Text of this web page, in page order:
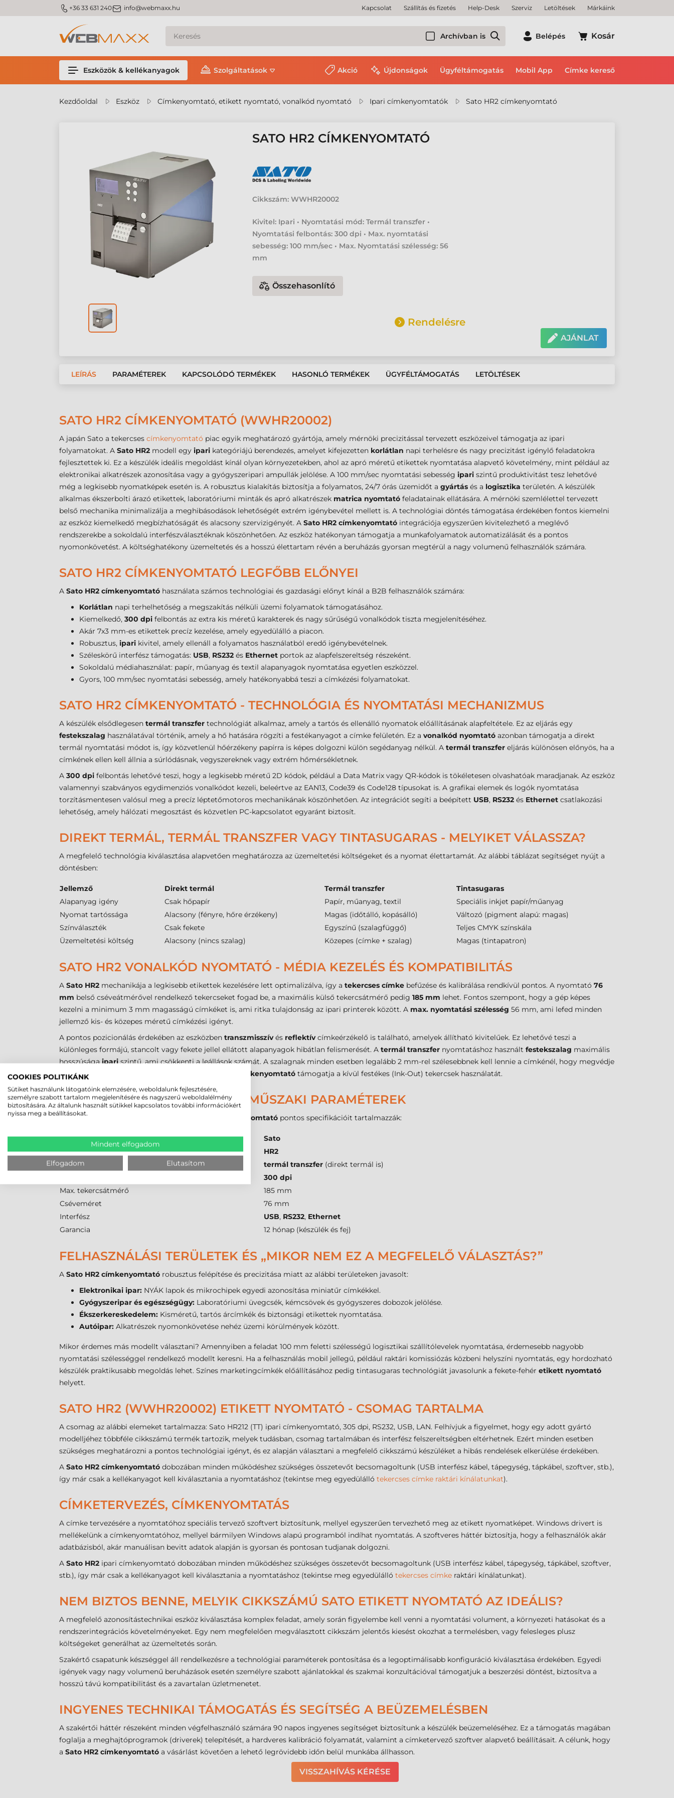
m_phone +36 33 631 240m_email info@webmaxx.hu Kapcsolat Szállítás és fizetés Help-Desk Szerviz Letöltések Márkáink
Archívban is Belépés Kosár
Eszközök & kellékanyagok Szolgáltatások Akció Újdonságok Ügyféltámogatás Mobil App Címke kereső
Kezdőoldal Eszköz Címkenyomtató, etikett nyomtató, vonalkód nyomtató Ipari címkenyomtatók Sato HR2 címkenyomtató
SATO HR2 CÍMKENYOMTATÓ
Cikkszám: WWHR20002
Kivitel: Ipari • Nyomtatási mód: Termál transzfer •
Nyomtatási felbontás: 300 dpi • Max. nyomtatási
sebesség: 100 mm/sec • Max. Nyomtatási szélesség: 56
mm
Összehasonlító
Rendelésre
AJÁNLAT
LEÍRÁS PARAMÉTEREK KAPCSOLÓDÓ TERMÉKEK HASONLÓ TERMÉKEK ÜGYFÉLTÁMOGATÁS LETÖLTÉSEK
SATO HR2 CÍMKENYOMTATÓ (WWHR20002)
A japán Sato a tekercses címkenyomtató piac egyik meghatározó gyártója, amely mérnöki precizitással tervezett eszközeivel támogatja az ipari
folyamatokat. A Sato HR2 modell egy ipari kategóriájú berendezés, amelyet kifejezetten korlátlan napi terhelésre és nagy precizitást igénylő feladatokra
fejlesztettek ki. Ez a készülék ideális megoldást kínál olyan környezetekben, ahol az apró méretű etikettek nyomtatása alapvető követelmény, mint például az
elektronikai alkatrészek azonosítása vagy a gyógyszeripari ampullák jelölése. A 100 mm/sec nyomtatási sebesség ipari szintű produktivitást tesz lehetővé
még a legkisebb nyomatképek esetén is. A robusztus kialakítás biztosítja a folyamatos, 24/7 órás üzemidőt a gyártás és a logisztika területén. A készülék
alkalmas ékszerbolti árazó etikettek, laboratóriumi minták és apró alkatrészek matrica nyomtató feladatainak ellátására. A mérnöki szemlélettel tervezett
belső mechanika minimalizálja a meghibásodások lehetőségét extrém igénybevétel mellett is. A technológiai döntés támogatása érdekében fontos kiemelni
az eszköz kiemelkedő megbízhatóságát és alacsony szervizigényét. A Sato HR2 címkenyomtató integrációja egyszerűen kivitelezhető a meglévő
rendszerekbe a sokoldalú interfészválasztéknak köszönhetően. Az eszköz hatékonyan támogatja a munkafolyamatok automatizálását és a pontos
nyomonkövetést. A költséghatékony üzemeltetés és a hosszú élettartam révén a beruházás gyorsan megtérül a nagy volumenű felhasználók számára.
SATO HR2 CÍMKENYOMTATÓ LEGFŐBB ELŐNYEI
A Sato HR2 címkenyomtató használata számos technológiai és gazdasági előnyt kínál a B2B felhasználók számára:
Korlátlan napi terhelhetőség a megszakítás nélküli üzemi folyamatok támogatásához.
Kiemelkedő, 300 dpi felbontás az extra kis méretű karakterek és nagy sűrűségű vonalkódok tiszta megjelenítéséhez.
Akár 7x3 mm-es etikettek precíz kezelése, amely egyedülálló a piacon.
Robusztus, ipari kivitel, amely ellenáll a folyamatos használatból eredő igénybevételnek.
Széleskörű interfész támogatás: USB, RS232 és Ethernet portok az alapfelszereltség részeként.
Sokoldalú médiahasználat: papír, műanyag és textil alapanyagok nyomtatása egyetlen eszközzel.
Gyors, 100 mm/sec nyomtatási sebesség, amely hatékonyabbá teszi a címkézési folyamatokat.
SATO HR2 CÍMKENYOMTATÓ - TECHNOLÓGIA ÉS NYOMTATÁSI MECHANIZMUS
A készülék elsődlegesen termál transzfer technológiát alkalmaz, amely a tartós és ellenálló nyomatok előállításának alapfeltétele. Ez az eljárás egy
festekszalag használatával történik, amely a hő hatására rögzíti a festékanyagot a címke felületén. Ez a vonalkód nyomtató azonban támogatja a direkt
termál nyomtatási módot is, így közvetlenül hőérzékeny papírra is képes dolgozni külön segédanyag nélkül. A termál transzfer eljárás különösen előnyös, ha a
címkének ellen kell állnia a súrlódásnak, vegyszereknek vagy extrém hőmérsékletnek.
A 300 dpi felbontás lehetővé teszi, hogy a legkisebb méretű 2D kódok, például a Data Matrix vagy QR-kódok is tökéletesen olvashatóak maradjanak. Az eszköz
valamennyi szabványos egydimenziós vonalkódot kezeli, beleértve az EAN13, Code39 és Code128 típusokat is. A grafikai elemek és logók nyomtatása
torzításmentesen valósul meg a precíz léptetőmotoros mechanikának köszönhetően. Az integrációt segíti a beépített USB, RS232 és Ethernet csatlakozási
lehetőség, amely hálózati megosztást és közvetlen PC-kapcsolatot egyaránt biztosít.
DIREKT TERMÁL, TERMÁL TRANSZFER VAGY TINTASUGARAS - MELYIKET VÁLASSZA?
A megfelelő technológia kiválasztása alapvetően meghatározza az üzemeltetési költségeket és a nyomat élettartamát. Az alábbi táblázat segítséget nyújt a
döntésben:
Jellemző Direkt termál Termál transzfer
Tintasugaras
Alapanyag igény
Csak hőpapír Papír, műanyag, textil
Speciális inkjet papír/műanyag
Nyomat tartóssága
Alacsony (fényre, hőre érzékeny) Magas (időtálló, kopásálló)
Változó (pigment alapú: magas)
Színválaszték
Csak fekete Egyszínű (szalagfüggő)
Teljes CMYK színskála
Üzemeltetési költség
Alacsony (nincs szalag) Közepes (címke + szalag) Magas (tintapatron)
SATO HR2 VONALKÓD NYOMTATÓ - MÉDIA KEZELÉS ÉS KOMPATIBILITÁS
A Sato HR2 mechanikája a legkisebb etikettek kezelésére lett optimalizálva, így a tekercses címke befűzése és kalibrálása rendkívül pontos. A nyomtató 76
mm belső cséveátmérővel rendelkező tekercseket fogad be, a maximális külső tekercsátmérő pedig 185 mm lehet. Fontos szempont, hogy a gép képes
kezelni a minimum 3 mm magasságú címkéket is, ami ritka tulajdonság az ipari printerek között. A max. nyomtatási szélesség 56 mm, ami lefed minden
jellemző kis- és közepes méretű címkézési igényt.
A pontos pozicionálás érdekében az eszközben transzmisszívés reflektívcímkeérzékelő is található, amelyek állítható kivitelűek. Ez lehetővé teszi a
különleges formájú, stancolt vagy fekete jellel ellátott alapanyagok hibátlan felismerését. A termál transzfer nyomtatáshoz használt festekszalag maximális
hosszúságaipariszintű, ami csökkenti a leállások számát. A szalagnak minden esetben legalább 2 mm-rel szélesebbnek kell lennie a címkénél, hogy megvédje
a nyomtatófejet az abrazív hatásoktól. A
Sato HR2 címkenyomtató támogatja a kívül festékes (Ink-Out) tekercsek használatát.
SATO HR2 CÍMKENYOMTATÓ - MŰSZAKI PARAMÉTEREK
Az alábbi műszaki adatok a etikett nyomtató pontos specifikációit tartalmazzák:
Márka
Sato
Modell
HR2
Technológia
termál transzfer (direkt termál is)
300 dpi
Max. tekercsátmérő
185 mm
Cséveméret
76 mm
Interfész
USB, RS232, Ethernet
Garancia
12 hónap (készülék és fej)
FELHASZNÁLÁSI TERÜLETEK ÉS „MIKOR NEM EZ A MEGFELELŐ VÁLASZTÁS?”
A Sato HR2 címkenyomtató robusztus felépítése és precizitása miatt az alábbi területeken javasolt:
Elektronikai ipar: NYÁK lapok és mikrochipek egyedi azonosítása miniatűr címkékkel.
Gyógyszeripar és egészségügy: Laboratóriumi üvegcsék, kémcsövek és gyógyszeres dobozok jelölése.
Ékszerkereskedelem: Kisméretű, tartós árcímkék és biztonsági etikettek nyomtatása.
Autóipar: Alkatrészek nyomonkövetése nehéz üzemi körülmények között.
Mikor érdemes más modellt választani? Amennyiben a feladat 100 mm feletti szélességű logisztikai szállítólevelek nyomtatása, érdemesebb nagyobb
nyomtatási szélességgel rendelkező modellt keresni. Ha a felhasználás mobil jellegű, például raktári komissiózás közbeni helyszíni nyomtatás, egy hordozható
készülék praktikusabb megoldás lehet. Színes marketingcímkék előállításához pedig tintasugaras technológiát javasolunk a fekete-fehér etikett nyomtató
helyett.
SATO HR2 (WWHR20002) ETIKETT NYOMTATÓ - CSOMAG TARTALMA
A csomag az alábbi elemeket tartalmazza: Sato HR212 (TT) ipari címkenyomtató, 305 dpi, RS232, USB, LAN. Felhívjuk a figyelmet, hogy egy adott gyártó
modelljéhez többféle cikkszámú termék tartozik, melyek tudásban, csomag tartalmában és interfész felszereltségben eltérhetnek. Ezért minden esetben
szükséges meghatározni a pontos technológiai igényt, és ez alapján választani a megfelelő cikkszámú készüléket a hibás rendelések elkerülése érdekében.
A Sato HR2 címkenyomtató dobozában minden működéshez szükséges összetevőt becsomagoltunk (USB interfész kábel, tápegység, tápkábel, szoftver, stb.),
így már csak a kellékanyagot kell kiválasztania a nyomtatáshoz (tekintse meg egyedülálló tekercses címke raktári kínálatunkat).
CÍMKETERVEZÉS, CÍMKENYOMTATÁS
A címke tervezésére a nyomtatóhoz speciális tervező szoftvert biztosítunk, mellyel egyszerűen tervezhető meg az etikett nyomatképet. Windows drivert is
mellékelünk a címkenyomtatóhoz, mellyel bármilyen Windows alapú programból indíhat nyomtatás. A szoftveres háttér biztosítja, hogy a felhasználók akár
adatbázisból, akár manuálisan bevitt adatok alapján is gyorsan és pontosan tudjanak dolgozni.
A Sato HR2 ipari címkenyomtató dobozában minden működéshez szükséges összetevőt becsomagoltunk (USB interfész kábel, tápegység, tápkábel, szoftver,
stb.), így már csak a kellékanyagot kell kiválasztania a nyomtatáshoz (tekintse meg egyedülálló tekercses címke raktári kínálatunkat).
NEM BIZTOS BENNE, MELYIK CIKKSZÁMÚ SATO ETIKETT NYOMTATÓ AZ IDEÁLIS?
A megfelelő azonosítástechnikai eszköz kiválasztása komplex feladat, amely során figyelembe kell venni a nyomtatási volument, a környezeti hatásokat és a
rendszerintegrációs követelményeket. Egy nem megfelelően megválasztott cikkszám jelentős kiesést okozhat a termelésben, vagy felesleges plusz
költségeket generálhat az üzemeltetés során.
Szakértő csapatunk készséggel áll rendelkezésre a technológiai paraméterek pontosítása és a legoptimálisabb konfiguráció kiválasztása érdekében. Egyedi
igények vagy nagy volumenű beruházások esetén személyre szabott ajánlatokkal és szakmai konzultációval támogatjuk a beszerzési döntést, biztosítva a
hosszú távú kompatibilitást és a zavartalan üzletmenetet.
INGYENES TECHNIKAI TÁMOGATÁS ÉS SEGÍTSÉG A BEÜZEMELÉSBEN
A szakértői háttér részeként minden végfelhasználó számára 90 napos ingyenes segítséget biztosítunk a készülék beüzemeléséhez. Ez a támogatás magában
foglalja a meghajtóprogramok (driverek) telepítését, a hardveres kalibráció folyamatát, valamint a címketervező szoftver alapvető beállításait. A célunk, hogy
a Sato HR2 címkenyomtató a vásárlást követően a lehető legrövidebb időn belül munkába állhasson.
VISSZAHÍVÁS KÉRÉSE
COOKIES POLITIKÁNK
Sütiket használunk látogatóink elemzésére, weboldalunk fejlesztésére,
személyre szabott tartalom megjelenítésére és nagyszerű weboldalélmény
biztosítására. Az általunk használt sütikkel kapcsolatos további információkért
nyissa meg a beállításokat.
Mindent elfogadom
Elfogadom Elutasítom